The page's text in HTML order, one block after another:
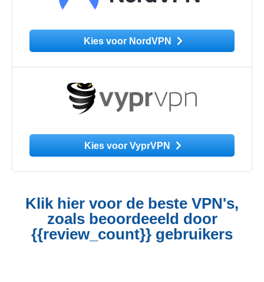
Kies voor NordVPN
Kies voor VyprVPN
Klik hier voor de beste VPN's,
zoals beoordeeeld door
{{review_count}} gebruikers